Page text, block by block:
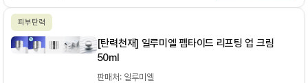
피부탄력
[탄력천재] 일루미엘 펩타이드 리프팅 업 크림
50ml
판매처: 일루미엘